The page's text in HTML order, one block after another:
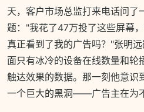
天，客户市场总监打来电话问了
题："我花了47万投了这些屏幕
真正看到了我的广告吗？"张明
面只有冰冷的设备在线数量和轮
触达效果的数据。那一刻他意识
一个巨大的黑洞——广告主在为